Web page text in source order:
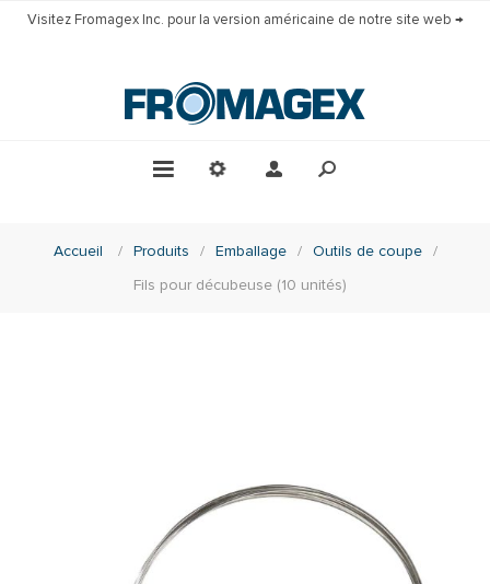
Visitez Fromagex Inc. pour la version américaine de notre site web →
Accueil / Produits / Emballage / Outils de coupe
/
Fils pour décubeuse (10 unités)